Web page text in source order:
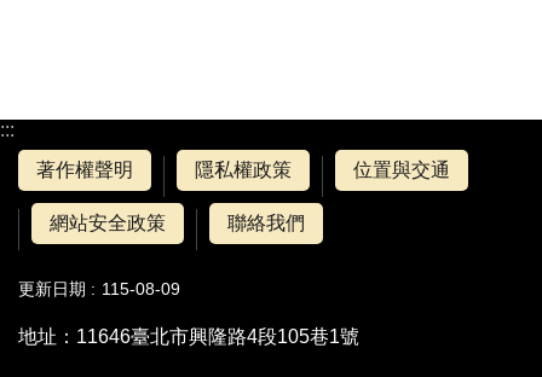
:::
著作權聲明
隱私權政策 位置與交通
網站安全政策 聯絡我們
更新日期 115-08-09
地址：11646臺北市興隆路4段105巷1號